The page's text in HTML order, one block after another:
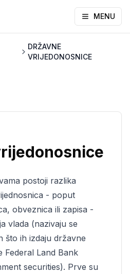
MENU
DRŽAVNE
VRIJEDONOSNICE
postoji razlika
- poput
obveznica ili zapisa -
vlada (nazivaju se
što ih izdaju državne
Federal Land Bank
securities). Prve su